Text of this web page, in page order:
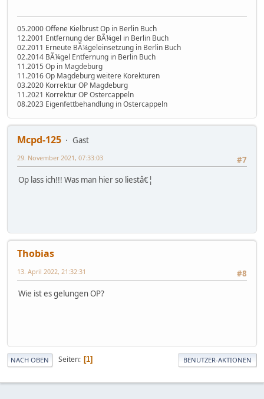
05.2000 Offene Kielbrust Op in Berlin Buch
12.2001 Entfernung der BÃ¼gel in Berlin Buch
02.2011 Erneute BÃ¼geleinsetzung in Berlin Buch
02.2014 BÃ¼gel Entfernung in Berlin Buch
11.2015 Op in Magdeburg
11.2016 Op Magdeburg weitere Korekturen
03.2020 Korrektur OP Magdeburg
11.2021 Korrektur OP Ostercappeln
08.2023 Eigenfettbehandlung in Ostercappeln
Mcpd-125
Gast
#7
29. November 2021, 07:33:03
Op lass ich!!! Was man hier so liestâ€¦
Thobias
#8
13. April 2022, 21:32:31
Wie ist es gelungen OP?
NACH OBEN Seiten 1 BENUTZER-AKTIONEN